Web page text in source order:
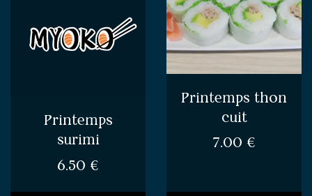
Printemps
surimi
6.50 €
Printemps thon
cuit
7.00 €